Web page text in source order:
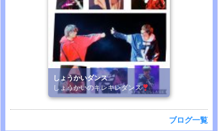
しょうかいダンス
しょうかいのキレキレダンス
ブログ一覧